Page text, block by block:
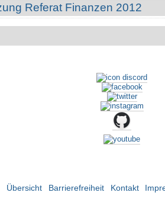
Referat Finanzen 2012
Übersicht Barrierefreiheit Kontakt